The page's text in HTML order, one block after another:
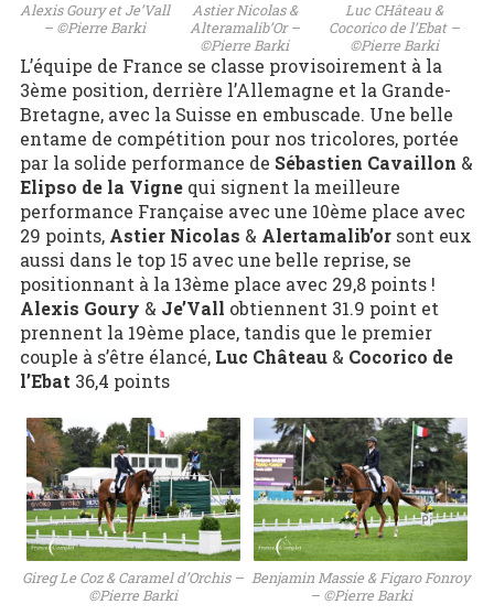
Alexis Goury et Je’Vall
– ©Pierre Barki
Astier Nicolas &
Alteramalib’Or –
©Pierre Barki
Luc CHâteau &
Cocorico de l’Ebat –
©Pierre Barki
L’équipe de France se classe provisoirement à la
3ème position, derrière l’Allemagne et la Grande-
Bretagne, avec la Suisse en embuscade. Une belle
entame de compétition pour nos tricolores, portée
par la solide performance de Sébastien Cavaillon &
Elipso de la Vignequi signent la meilleure
performance Française avec une 10ème place avec
29 points, Astier Nicolas & Alertamalib’orsont eux
aussi dans le top 15 avec une belle reprise, se
positionnant à la 13ème place avec 29,8 points !
Alexis Goury & Je’Vall obtiennent 31.9 point et
prennent la 19ème place, tandis que le premier
couple à s’être élancé, Luc Château& Cocorico de
l’Ebat36,4 points
Gireg Le Coz & Caramel d’Orchis –
©Pierre Barki
Benjamin Massie & Figaro Fonroy
– ©Pierre Barki